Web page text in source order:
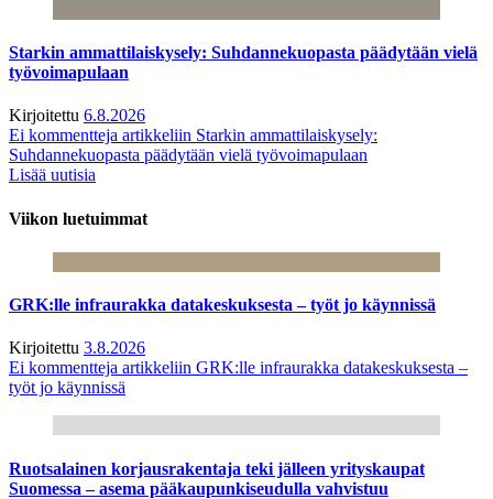
Starkin ammattilaiskysely: Suhdannekuopasta päädytään vielä
työvoimapulaan
Kirjoitettu 6.8.2026
Ei kommentteja artikkeliin Starkin ammattilaiskysely:
Suhdannekuopasta päädytään vielä työvoimapulaan
Lisää uutisia
Viikon luetuimmat
GRK:lle infraurakka datakeskuksesta – työt jo käynnissä
Kirjoitettu 3.8.2026
Ei kommentteja artikkeliin GRK:lle infraurakka datakeskuksesta –
työt jo käynnissä
Ruotsalainen korjausrakentaja teki jälleen yrityskaupat
Suomessa – asema pääkaupunkiseudulla vahvistuu